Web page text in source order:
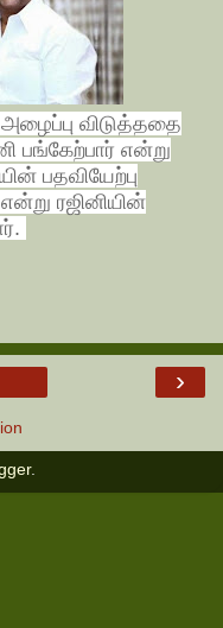
விடுத்ததை
பங்கேற்பார் என்று
பதவியேற்பு
ரஜினியின்
›
.